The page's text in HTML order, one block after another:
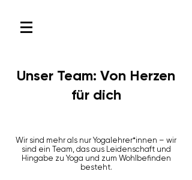
Unser Team: Von Herzen
für dich
Wir sind mehr als nur Yogalehrer*innen – wir
sind ein Team, das aus Leidenschaft und
Hingabe zu Yoga und zum Wohlbefinden
besteht.